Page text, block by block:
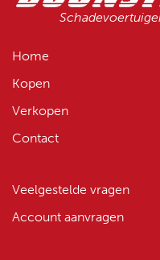
Home
Kopen
Verkopen
Contact
Veelgestelde vragen
Account aanvragen